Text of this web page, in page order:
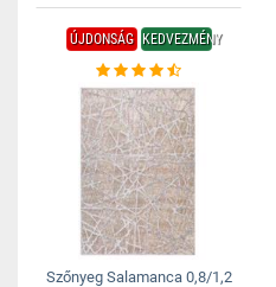
ÚJDONSÁG KEDVEZMÉNY
Szőnyeg Salamanca 0,8/1,2